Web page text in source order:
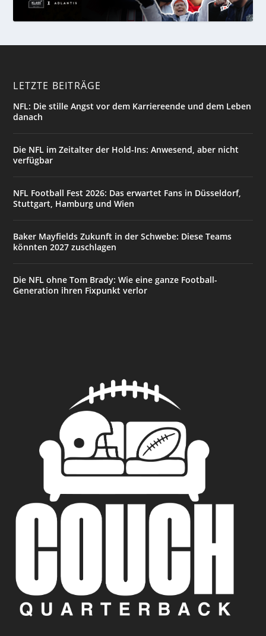
LETZTE BEITRÄGE
NFL: Die stille Angst vor dem Karriereende und dem Leben
danach
Die NFL im Zeitalter der Hold-Ins: Anwesend, aber nicht
verfügbar
NFL Football Fest 2026: Das erwartet Fans in Düsseldorf,
Stuttgart, Hamburg und Wien
Baker Mayfields Zukunft in der Schwebe: Diese Teams
könnten 2027 zuschlagen
Die NFL ohne Tom Brady: Wie eine ganze Football-
Generation ihren Fixpunkt verlor